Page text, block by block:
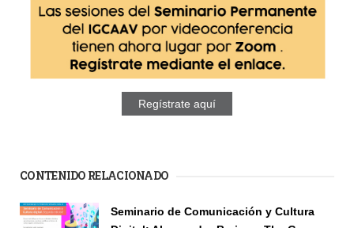
Regístrate aquí
CONTENIDO RELACIONADO
Seminario de Comunicación y Cultura
Páginas